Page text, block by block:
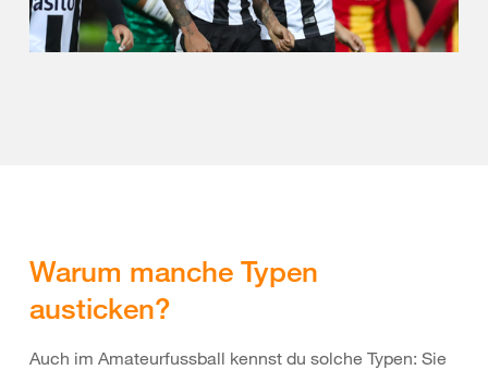
Warum manche Typen
austicken?
Auch im Amateurfussball kennst du solche Typen: Sie